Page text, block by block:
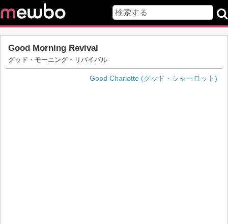
Good Morning Revival
グッド・モーニング・リバイバル
Good Charlotte (グッド・シャーロット)